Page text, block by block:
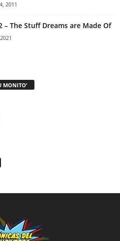
2011
The Stuff Dreams are Made Of
MONITO’